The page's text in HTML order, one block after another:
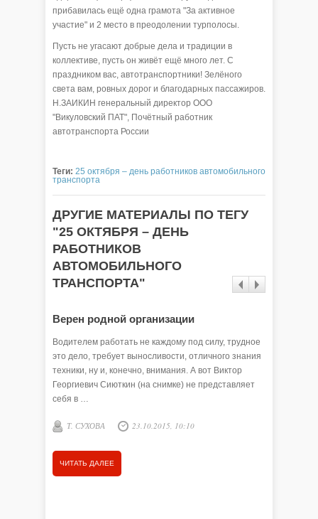
прибавилась ещё одна грамота "За активное
участие" и 2 место в преодолении турполосы.
Пусть не угасают добрые дела и традиции в
коллективе, пусть он живёт ещё много лет. С
праздником вас, автотранспортники! Зелёного
света вам, ровных дорог и благодарных пассажиров.
Н.ЗАИКИН генеральный директор ООО
"Викуловский ПАТ", Почётный работник
автотранспорта России
Теги: 25 октября – день работников автомобильного
транспорта
ДРУГИЕ МАТЕРИАЛЫ ПО ТЕГУ
"25 ОКТЯБРЯ – ДЕНЬ
РАБОТНИКОВ
АВТОМОБИЛЬНОГО
ТРАНСПОРТА"
Верен родной организации
Водителем работать не каждому под силу, трудное
это дело, требует выносливости, отличного знания
техники, ну и, конечно, внимания. А вот Виктор
Георгиевич Сиюткин (на снимке) не представляет
себя в …
Т. СУХОВА 23.10.2015, 10:10
ЧИТАТЬ ДАЛЕЕ